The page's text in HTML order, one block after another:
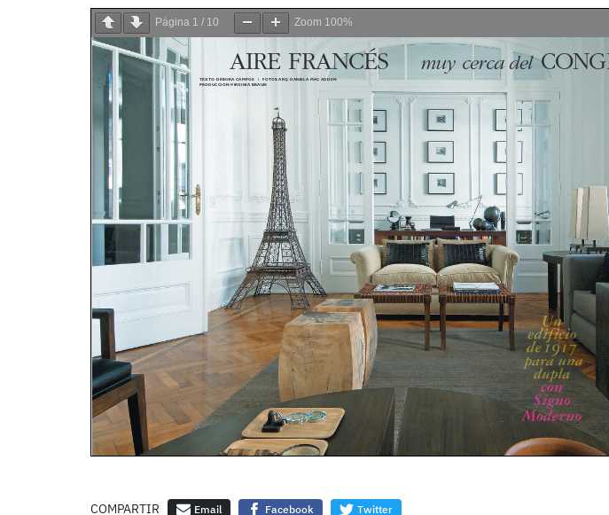
Página 1 / 10 Zoom 100%
COMPARTIR Email Facebook Twitter